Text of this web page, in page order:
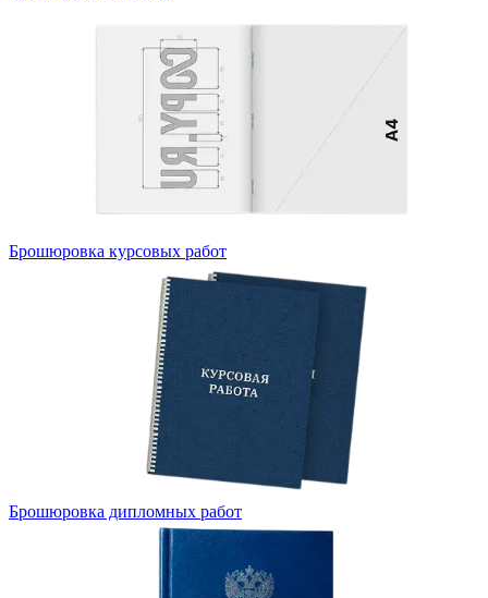
Брошюровка курсовых работ
Брошюровка дипломных работ